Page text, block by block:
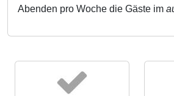
Abenden pro Woche die Gäste im